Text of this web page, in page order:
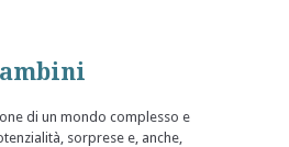
di un mondo complesso e
sorprese e, anche,